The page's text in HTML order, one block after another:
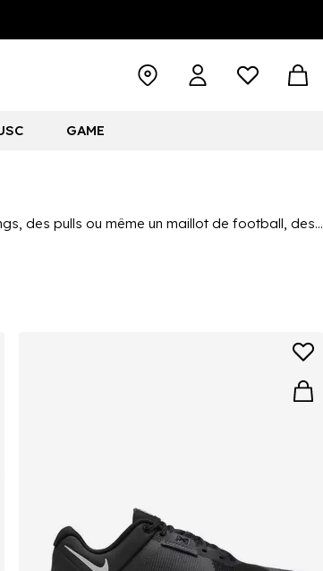
GAME
des pulls ou même un maillot de football, des
une reine du salon ou qu'elle aime
que